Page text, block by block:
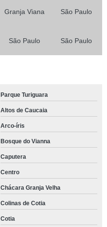
Granja Viana São Paulo
São Paulo São Paulo
Parque Turiguara
Altos de Caucaia
Arco-íris
Bosque do Vianna
Caputera
Centro
Chácara Granja Velha
Colinas de Cotia
Cotia